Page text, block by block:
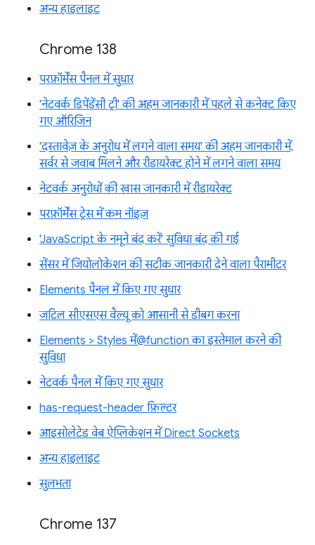
अन्य हाइलाइट
Chrome 138
परफ़ॉर्मेंस पैनल में सुधार
'नेटवर्क डिपेंडेंसी ट्री' की अहम जानकारी में पहले से कनेक्ट किए
गए ऑरिजिन
'दस्तावेज़ के अनुरोध में लगने वाला समय' की अहम जानकारी में,
सर्वर से जवाब मिलने और रीडायरेक्ट होने में लगने वाला समय
नेटवर्क अनुरोधों की खास जानकारी में रीडायरेक्ट
परफ़ॉर्मेंस ट्रेस में कम नॉइज़
'JavaScript के नमूने बंद करें' सुविधा बंद की गई
सेंसर में जियोलोकेशन की सटीक जानकारी देने वाला पैरामीटर
Elements पैनल में किए गए सुधार
जटिल सीएसएस वैल्यू को आसानी से डीबग करना
Elements > Styles में@function का इस्तेमाल करने की
सुविधा
नेटवर्क पैनल में किए गए सुधार
has-request-header फ़िल्टर
आइसोलेटेड वेब ऐप्लिकेशन में Direct Sockets
अन्य हाइलाइट
सुलभता
Chrome 137